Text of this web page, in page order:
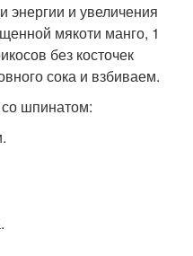
энергии и увеличения
мякоти манго, 1
без косточек
сока и взбиваем.
шпинатом: